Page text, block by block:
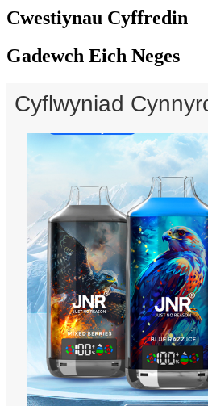
Cwestiynau Cyffredin
Gadewch Eich Neges
Cyflwyniad